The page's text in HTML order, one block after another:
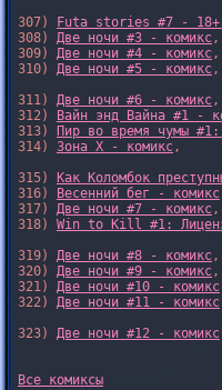
307)
Futa stories #7 - 18+
308) Две ночи #3 - комикс,
309) Две ночи #4 - комикс,
310) Две ночи #5 - комикс,
311) Две ночи #6 - комикс,
312)
Вайн энд Вайна #1 -
313)
Пир во время чумы
314) Зона X - комикс,
315)
Как Коломбок
316)
Весенний бег - комикс
317) Две ночи #7 - комикс,
318) Win to Kill #1:
319) Две ночи #8 - комикс,
320) Две ночи #9 - комикс,
321) Две ночи #10 - комикс
322) Две ночи #11 - комикс
323) Две ночи #12 - комикс
Все комиксы